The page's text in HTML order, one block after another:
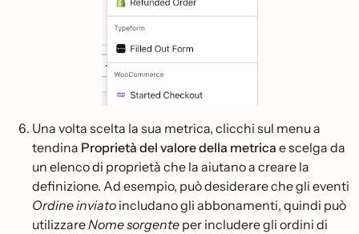
Una volta scelta la sua metrica, clicchi sul menu a
tendina Proprietà del valore della metrica e scelga da
un elenco di proprietà che la aiutano a creare la
definizione. Ad esempio, può desiderare che gli eventi
Ordine inviato includano gli abbonamenti, quindi può
utilizzareNome sorgente per includere gli ordini di